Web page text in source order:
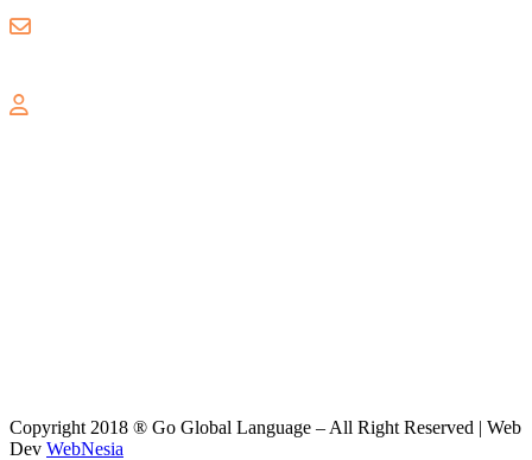
Copyright 2018 ® Go Global Language – All Right Reserved | Web
Dev WebNesia